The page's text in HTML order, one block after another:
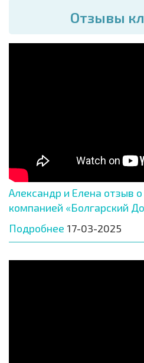
Отзывы
Александр и Елена отзыв
компанией «Болгарский
Подробнее 17-03-2025